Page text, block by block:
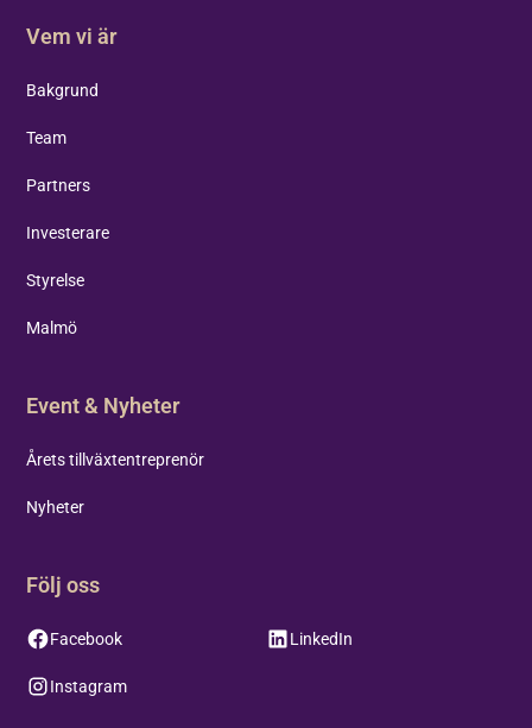
Vem vi är
Bakgrund
Team
Partners
Investerare
Styrelse
Malmö
Event & Nyheter
Årets tillväxtentreprenör
Nyheter
Följ oss
Facebook LinkedIn
Instagram